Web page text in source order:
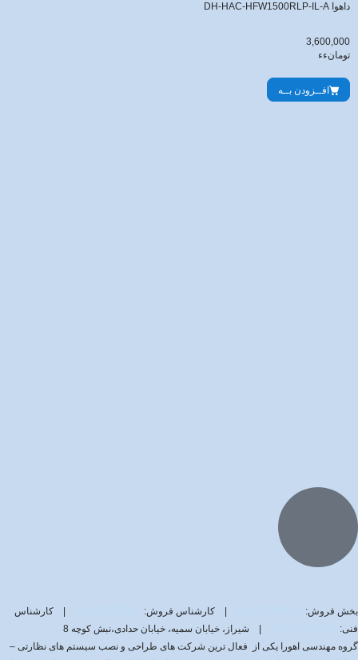
داهوا DH-HAC-HFW1500RLP-IL-A
3,600,000
تومانءء
افــزودن بــه
بخش فروش: | کارشناس فروش:
| کارشناس
فنی:
| شیراز، خیابان سمیه، خیابان حدادی،نبش کوچه 8
گروه مهندسی اهورا یکی از فعال ترین شرکت های طراحی و نصب سیستم های نظارتی –